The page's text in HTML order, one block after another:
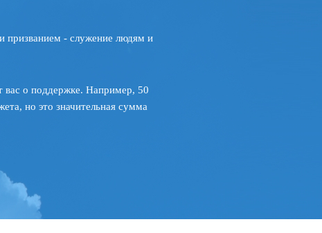
призванием - служение людям и
вас о поддержке. Например, 50
но это значительная сумма